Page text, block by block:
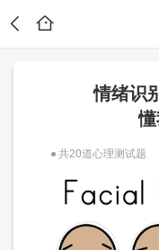
情绪识
共20道心理测试题